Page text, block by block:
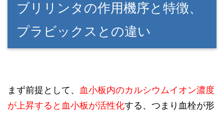
ブリリンタの作用機序と特徴、
プラビックスとの違い
まず前提として、 血小板内のカルシウムイオン濃度
が上昇すると血小板が活性化する、つまり血栓が形